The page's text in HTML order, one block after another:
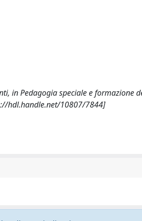
in Pedagogia speciale e formazione
hdl.handle.net/10807/7844]